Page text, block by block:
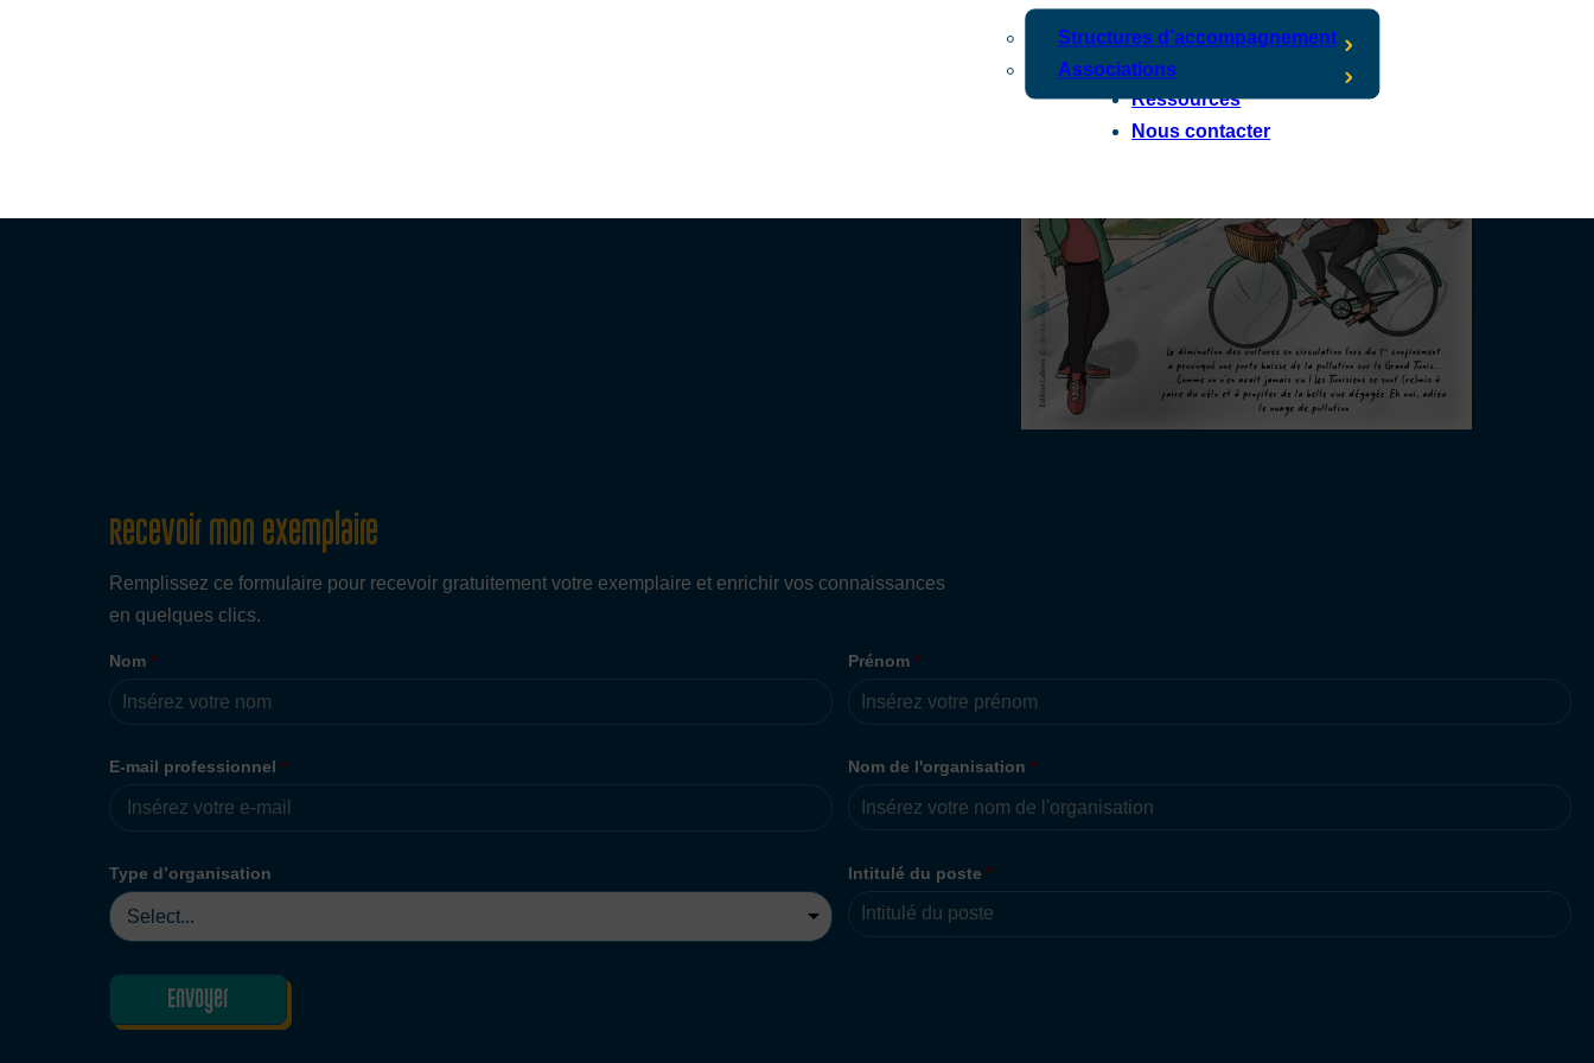
Structures d’accompagnement
Associations
Ressources
Nous contacter
Recevoir mon exemplaire
Remplissez ce formulaire pour recevoir gratuitement votre exemplaire et enrichir vos connaissances
en quelques clics.
Nom * Prénom *
E-mail professionnel * Nom de l'organisation *
Type d’organisation Intitulé du poste *
Envoyer